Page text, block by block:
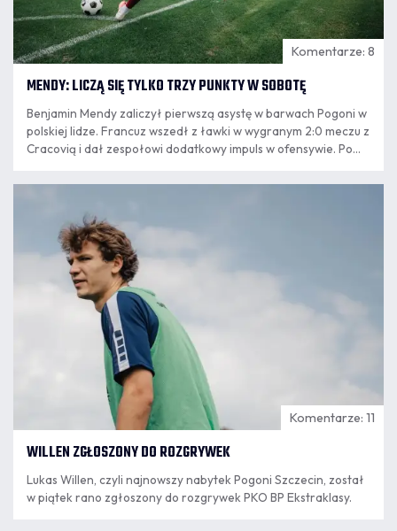
Komentarze: 8
MENDY: LICZĄ SIĘ TYLKO TRZY PUNKTY W SOBOTĘ
Benjamin Mendy zaliczył pierwszą asystę w barwach Pogoni w
polskiej lidze. Francuz wszedł z ławki w wygranym 2:0 meczu z
Cracovią i dał zespołowi dodatkowy impuls w ofensywie. Po
podsumował występ, opowiedział o relacji z trenerem
Komentarze: 11
WILLEN ZGŁOSZONY DO ROZGRYWEK
Lukas Willen, czyli najnowszy nabytek Pogoni Szczecin, został
w piątek rano zgłoszony do rozgrywek PKO BP Ekstraklasy.